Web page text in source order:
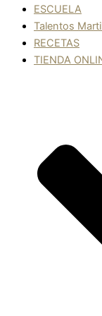
ESCUELA
Talentos
RECETAS
TIENDA